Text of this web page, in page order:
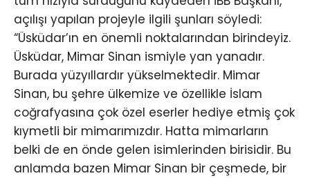
açılışı yapılan projeyle ilgili şunları söyledi:
“Üsküdar’ın en önemli noktalarından birindeyiz.
Üsküdar, Mimar Sinan ismiyle yan yanadır.
Burada yüzyıllardır yükselmektedir. Mimar
Sinan, bu şehre ülkemize ve özellikle İslam
coğrafyasına çok özel eserler hediye etmiş çok
kıymetli bir mimarımızdır. Hatta mimarların
belki de en önde gelen isimlerinden birisidir. Bu
anlamda bazen Mimar Sinan bir çeşmede, bir